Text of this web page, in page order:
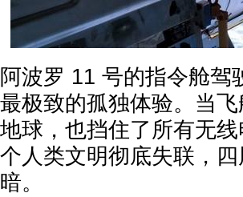
阿波罗 11 号的指令舱驾
最极致的孤独体验。当
地球，也挡住了所有无
个人类文明彻底失联，
暗。